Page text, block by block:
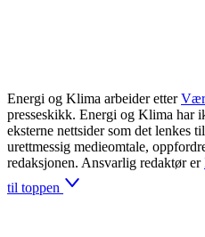
Energi og Klima arbeider etter Vær
presseskikk. Energi og Klima har
eksterne nettsider som det lenkes
urettmessig medieomtale,
redaksjonen. Ansvarlig redaktør er
til toppen